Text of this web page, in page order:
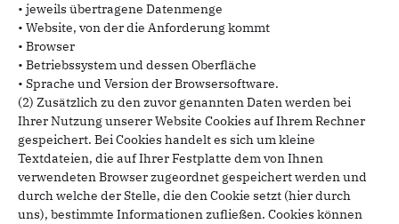
• jeweils übertragene Datenmenge
• Website, von der die Anforderung kommt
• Browser
• Betriebssystem und dessen Oberfläche
• Sprache und Version der Browsersoftware.
(2) Zusätzlich zu den zuvor genannten Daten werden bei
Ihrer Nutzung unserer Website Cookies auf Ihrem Rechner
gespeichert. Bei Cookies handelt es sich um kleine
Textdateien, die auf Ihrer Festplatte dem von Ihnen
verwendeten Browser zugeordnet gespeichert werden und
durch welche der Stelle, die den Cookie setzt (hier durch
uns), bestimmte Informationen zufließen. Cookies können